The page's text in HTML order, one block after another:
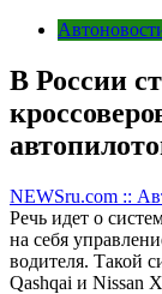
В России
NEWSru.com ::
Речь идет о
на себя
водителя. Такой
Qashqai и Nissan